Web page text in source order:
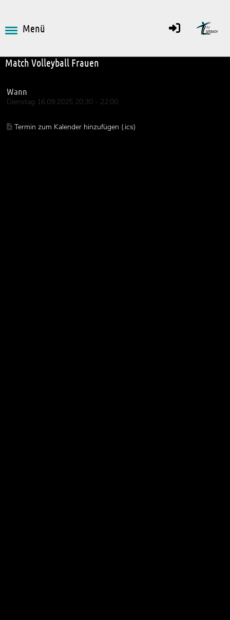
Menü
Zurück
Match Volleyball Frauen
Wann
Dienstag 16.09.2025 20:30 - 22:00
Termin zum Kalender hinzufügen (.ics)